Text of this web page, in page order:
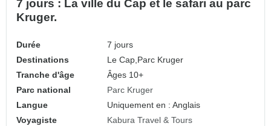
7 jours : La ville du Cap et le safari au parc
Kruger.
Durée
7 jours
Destinations
Le Cap,Parc Kruger
Tranche d'âge
Âges 10+
Parc national
Parc Kruger
Langue
Uniquement en : Anglais
Voyagiste
Kabura Travel & Tours